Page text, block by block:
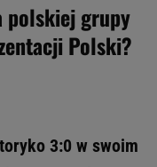
polskiej grupy
Polski?
3:0 w swoim